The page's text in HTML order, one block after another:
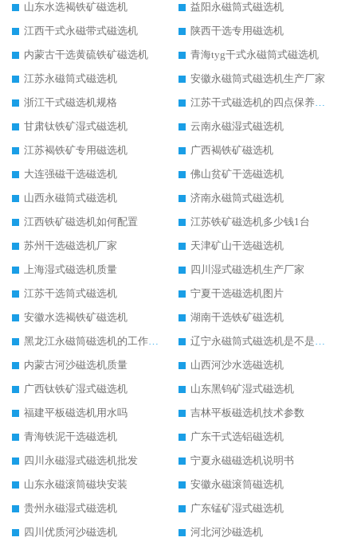
山东水选褐铁矿磁选机
益阳永磁筒式磁选机
江西干式永磁带式磁选机
陕西干选专用磁选机
内蒙古干选黄硫铁矿磁选机
青海tyg干式永磁筒式磁选机
江苏永磁筒式磁选机
安徽永磁筒式磁选机生产厂家
浙江干式磁选机规格
江苏干式磁选机的四点保养秘籍
甘肃钛铁矿湿式磁选机
云南永磁湿式磁选机
江苏褐铁矿专用磁选机
广西褐铁矿磁选机
大连强磁干选磁选机
佛山贫矿干选磁选机
山西永磁筒式磁选机
济南永磁筒式磁选机
江西铁矿磁选机如何配置
江苏铁矿磁选机多少钱1台
苏州干选磁选机厂家
天津矿山干选磁选机
上海湿式磁选机质量
四川湿式磁选机生产厂家
江苏干选筒式磁选机
宁夏干选磁选机图片
安徽水选褐铁矿磁选机
湖南干选铁矿磁选机
黑龙江永磁筒磁选机的工作原理
辽宁永磁筒式磁选机是不是强磁
内蒙古河沙磁选机质量
山西河沙水选磁选机
广西钛铁矿湿式磁选机
山东黑钨矿湿式磁选机
福建平板磁选机用水吗
吉林平板磁选机技术参数
青海铁泥干选磁选机
广东干式选铝磁选机
四川永磁湿式磁选机批发
宁夏永磁磁选机说明书
山东永磁滚筒磁块安装
安徽永磁滚筒磁选机
贵州永磁湿式磁选机
广东锰矿湿式磁选机
四川优质河沙磁选机
河北河沙磁选机